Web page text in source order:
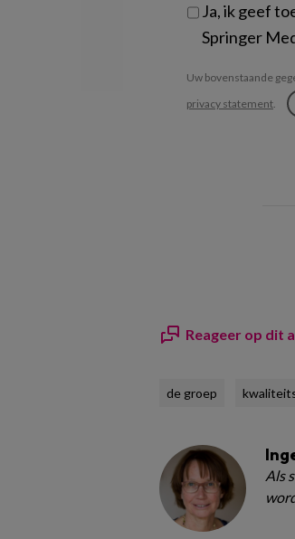
Ja, ik geef
Springer
Uw bovenstaande
privacy statement.
Reageer op dit
de groep
Als